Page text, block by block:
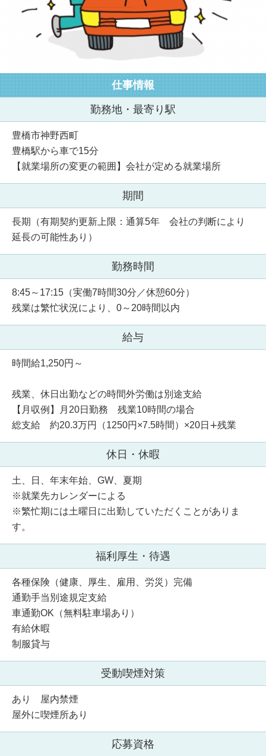
仕事情報
勤務地・最寄り駅
豊橋市神野西町
豊橋駅から車で15分
【就業場所の変更の範囲】会社が定める就業場所
期間
長期（有期契約更新上限：通算5年 会社の判断により
延長の可能性あり）
勤務時間
8:45～17:15（実働7時間30分／休憩60分）
残業は繁忙状況により、0～20時間以内
給与
時間給1,250円～
残業、休日出勤などの時間外労働は別途支給
【月収例】月20日勤務 残業10時間の場合
総支給 約20.3万円（1250円×7.5時間）×20日∔残業
休日・休暇
土、日、年末年始、GW、夏期
※就業先カレンダーによる
※繁忙期には土曜日に出勤していただくことがありま
す。
福利厚生・待遇
各種保険（健康、厚生、雇用、労災）完備
通勤手当別途規定支給
車通勤OK（無料駐車場あり）
有給休暇
制服貸与
受動喫煙対策
あり 屋内禁煙
屋外に喫煙所あり
応募資格